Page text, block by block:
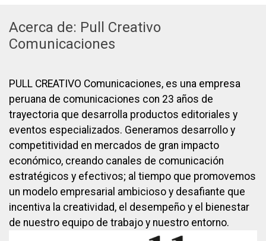
Acerca de: Pull Creativo
Comunicaciones
PULL CREATIVO Comunicaciones, es una empresa
peruana de comunicaciones con 23 años de
trayectoria que desarrolla productos editoriales y
eventos especializados. Generamos desarrollo y
competitividad en mercados de gran impacto
económico, creando canales de comunicación
estratégicos y efectivos; al tiempo que promovemos
un modelo empresarial ambicioso y desafiante que
incentiva la creatividad, el desempeño y el bienestar
de nuestro equipo de trabajo y nuestro entorno.